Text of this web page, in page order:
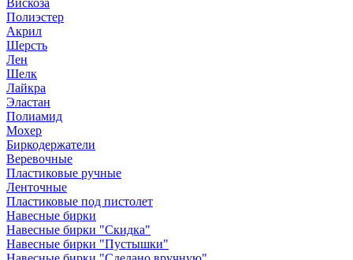
Вискоза
Полиэстер
Акрил
Шерсть
Лен
Шелк
Лайкра
Эластан
Полиамид
Мохер
Биркодержатели
Веревочные
Пластиковые ручные
Ленточные
Пластиковые под пистолет
Навесные бирки
Навесные бирки "Скидка"
Навесные бирки "Пустышки"